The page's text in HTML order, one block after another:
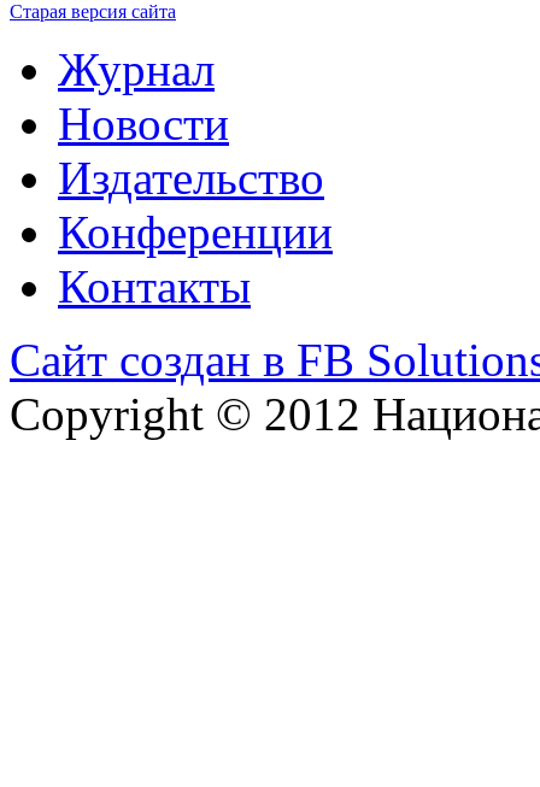
Старая версия сайта
Журнал
Новости
Издательство
Конференции
Контакты
Сайт создан в FB
Copyright © 2012